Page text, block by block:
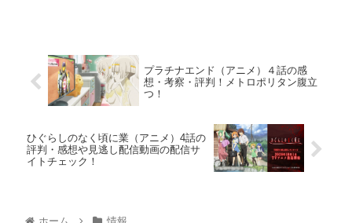
プラチナエンド（アニメ）４話の感
想・考察・評判！メトロポリタン腹立
つ！
ひぐらしのなく頃に業（アニメ）4話の
評判・感想や見逃し配信動画の配信サ
イトチェック！